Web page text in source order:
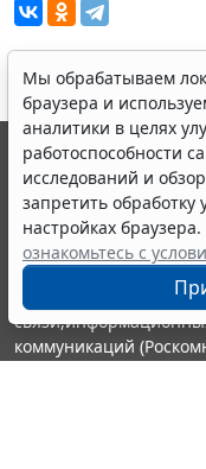
Мы обрабатываем
браузера и
аналитики в целях
работоспособности
исследований и
запретить
настройках
ознакомьтесь с
© ООО "НПП "ГАРАНТ-
выпускается с 1990
являются
информации ГАРАНТ.
Портал ГАРАНТ.РУ
издания
коммуникаций